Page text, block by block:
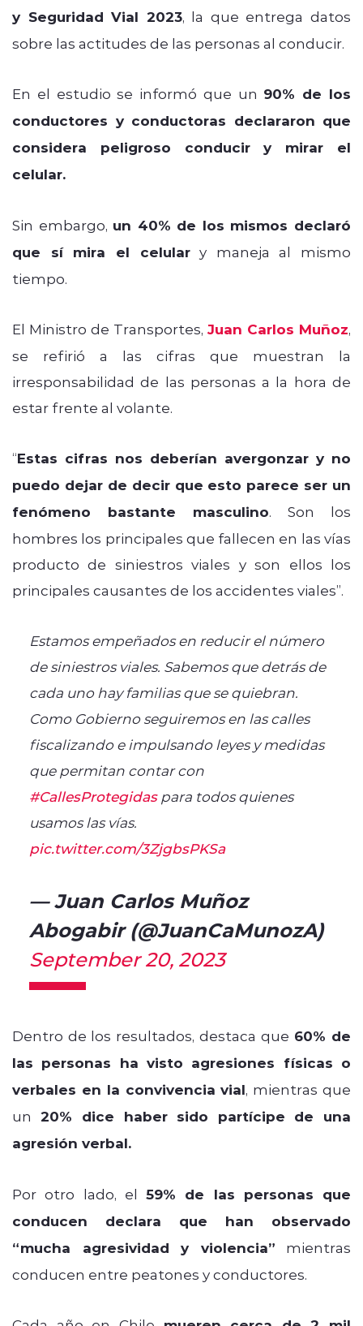
y Seguridad Vial 2023, la que entrega datos
sobre las actitudes de las personas al conducir.
En el estudio se informó que un 90% de los
conductores y conductoras declararon que
considera peligroso conducir y mirar el
celular.
Sin embargo, un 40% de los mismos declaró
que sí mira el celulary maneja al mismo
tiempo.
El Ministro de Transportes, Juan Carlos Muñoz,
se refirió a las cifras que muestran la
irresponsabilidad de las personas a la hora de
estar frente al volante.
“Estas cifras nos deberían avergonzar y no
puedo dejar de decir que esto parece ser un
fenómeno bastante masculino. Son los
hombres los principales que fallecen en las vías
producto de siniestros viales y son ellos los
principales causantes de los accidentes viales”.
Estamos empeñados en reducir el número
de siniestros viales. Sabemos que detrás de
cada uno hay familias que se quiebran.
Como Gobierno seguiremos en las calles
fiscalizando e impulsando leyes y medidas
que permitan contar con
#CallesProtegidaspara todos quienes
usamos las vías.
pic.twitter.com/3ZjgbsPKSa
— Juan Carlos Muñoz
Abogabir (@JuanCaMunozA)
September 20, 2023
Dentro de los resultados, destaca que 60% de
las personas ha visto agresiones físicas o
verbales en la convivencia vial, mientras que
un 20% dice haber sido partícipe de una
agresión verbal.
Por otro lado, el 59% de las personas que
conducen declara que han observado
“mucha agresividad y violencia” mientras
conducen entre peatones y conductores.